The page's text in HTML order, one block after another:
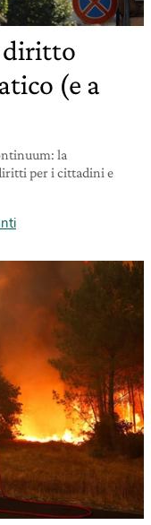
diritto
(e a
la
per i cittadini e